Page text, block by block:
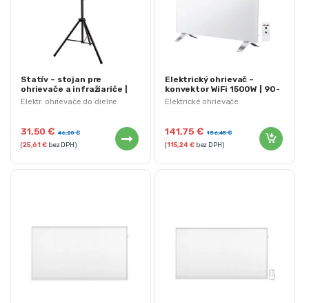
Elektr. ohrievače do dielne
Statív – stojan pre
ohrievače a infražiariče |
NEO 90-033
31,50€ 46,20€
(25,61€bez DPH)
Elektrické ohrievače
Elektrický ohrievač –
konvektor WiFi 1500W | 90-
094
141,75€ 156,45€
(115,24€bez DPH)